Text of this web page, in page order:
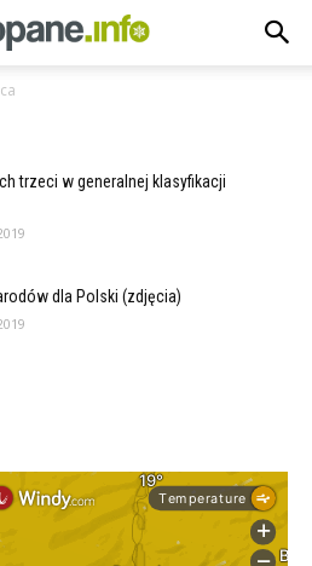
trzeci w generalnej klasyfikacji
dla Polski (zdjęcia)